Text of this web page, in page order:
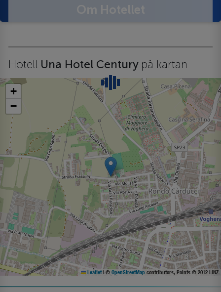
Hotell Una Hotel Century på kartan
+
−
Leaflet | © OpenStreetMap contributors, Points © 2012 LINZ